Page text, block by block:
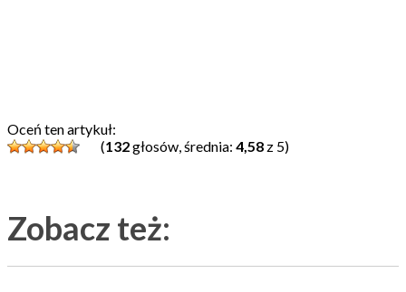
Oceń ten artykuł:
(132głosów, średnia: 4,58 z 5)
Zobacz też: